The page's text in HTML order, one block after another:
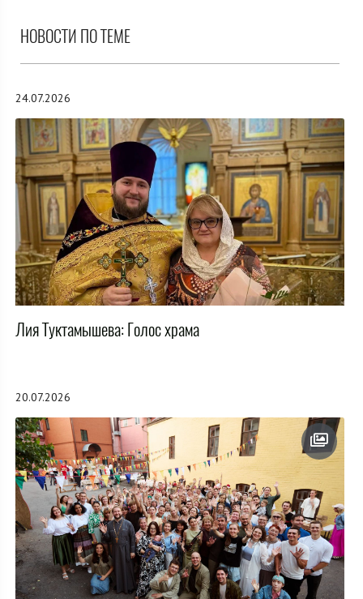
НОВОСТИ ПО ТЕМЕ
24.07.2026
Лия Туктамышева: Голос храма
20.07.2026